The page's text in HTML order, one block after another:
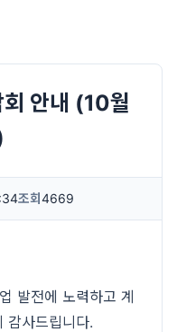
회 안내 (10월
조회 4669
발전에 노력하고 계
감사드립니다.